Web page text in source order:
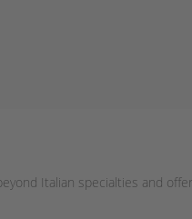
Italian specialties and